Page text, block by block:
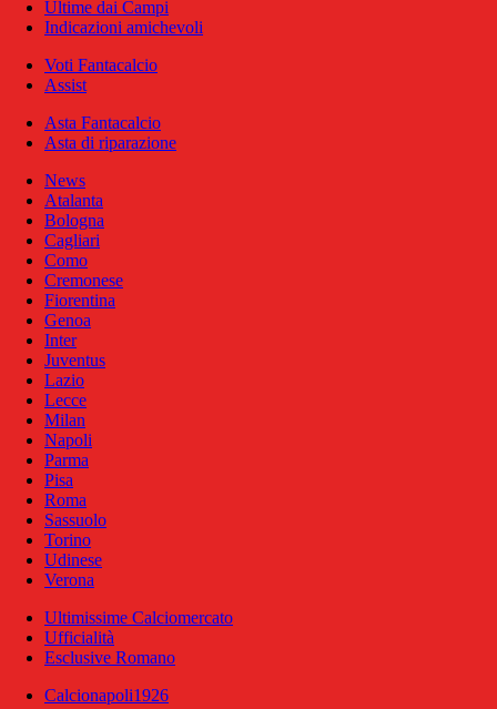
Ultime dai Campi
Indicazioni amichevoli
Voti Fantacalcio
Assist
Asta Fantacalcio
Asta di riparazione
News
Atalanta
Bologna
Cagliari
Como
Cremonese
Fiorentina
Genoa
Inter
Juventus
Lazio
Lecce
Milan
Napoli
Parma
Pisa
Roma
Sassuolo
Torino
Udinese
Verona
Ultimissime Calciomercato
Ufficialità
Esclusive Romano
Calcionapoli1926